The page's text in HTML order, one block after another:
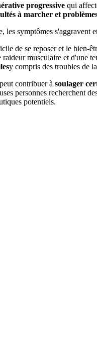
progressive qui
à marcher et
les symptômes s'aggravent
de se reposer et le bien-
musculaire et d'une
y compris des troubles de
peut contribuer à soulager
personnes recherchent
potentiels.